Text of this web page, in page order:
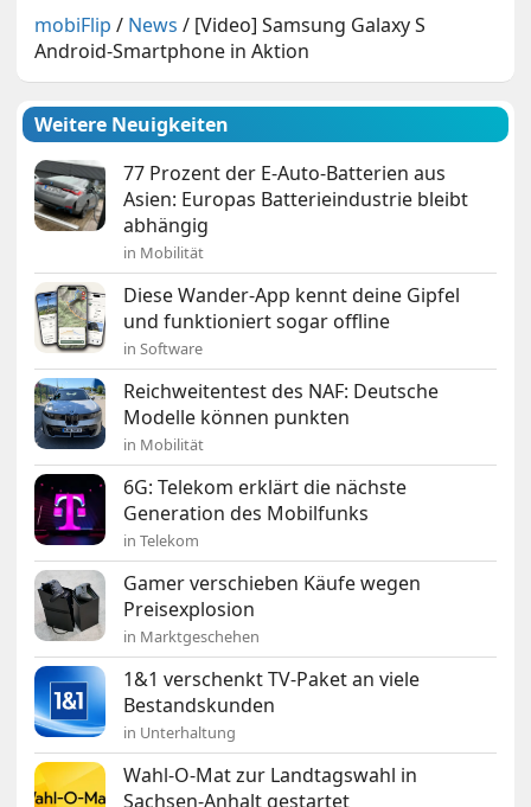
mobiFlip / News / [Video] Samsung Galaxy S
Android-Smartphone in Aktion
Weitere Neuigkeiten
77 Prozent der E-Auto-Batterien aus
Asien: Europas Batterieindustrie bleibt
abhängig
in Mobilität
Diese Wander-App kennt deine Gipfel
und funktioniert sogar offline
in Software
Reichweitentest des NAF: Deutsche
Modelle können punkten
in Mobilität
6G: Telekom erklärt die nächste
Generation des Mobilfunks
in Telekom
Gamer verschieben Käufe wegen
Preisexplosion
in Marktgeschehen
1&1 verschenkt TV-Paket an viele
Bestandskunden
in Unterhaltung
Wahl-O-Mat zur Landtagswahl in
Sachsen-Anhalt gestartet